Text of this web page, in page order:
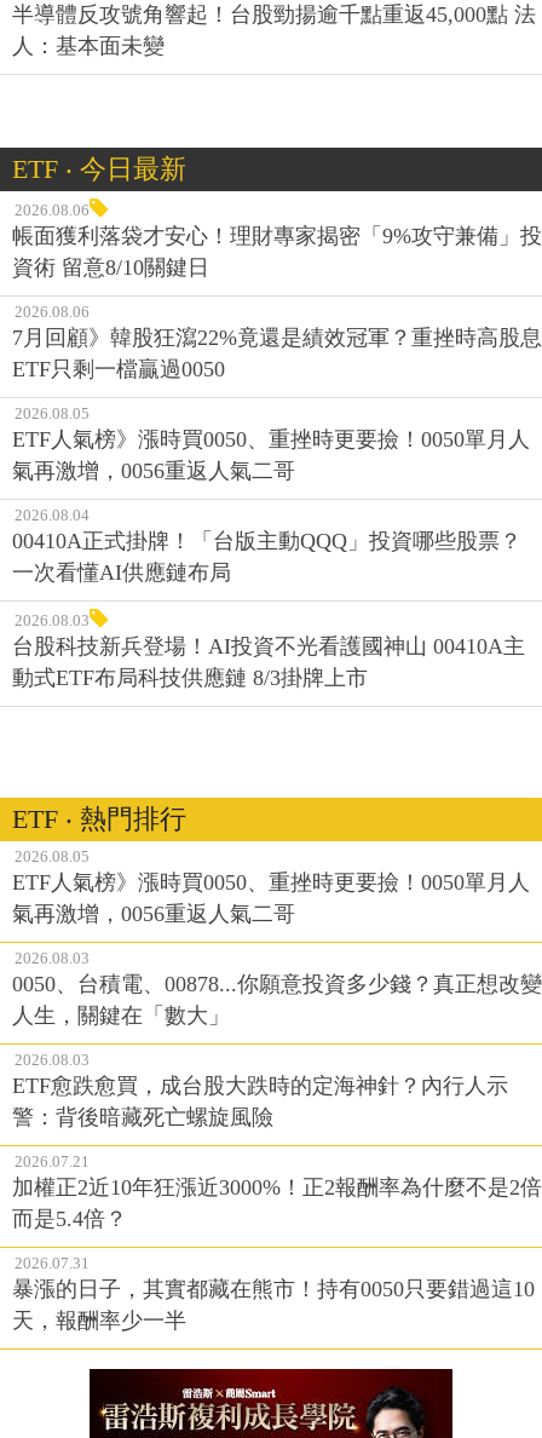
半導體反攻號角響起！台股勁揚逾千點重返45,000點 法
人：基本面未變
ETF ‧ 今日最新
2026.08.06
帳面獲利落袋才安心！理財專家揭密「9%攻守兼備」投
資術 留意8/10關鍵日
2026.08.06
7月回顧》韓股狂瀉22%竟還是績效冠軍？重挫時高股息
ETF只剩一檔贏過0050
2026.08.05
ETF人氣榜》漲時買0050、重挫時更要撿！0050單月人
氣再激增，0056重返人氣二哥
2026.08.04
00410A正式掛牌！「台版主動QQQ」投資哪些股票？
一次看懂AI供應鏈布局
2026.08.03
台股科技新兵登場！AI投資不光看護國神山 00410A主
動式ETF布局科技供應鏈 8/3掛牌上市
ETF ‧ 熱門排行
2026.08.05
ETF人氣榜》漲時買0050、重挫時更要撿！0050單月人
氣再激增，0056重返人氣二哥
2026.08.03
0050、台積電、00878...你願意投資多少錢？真正想改變
人生，關鍵在「數大」
2026.08.03
ETF愈跌愈買，成台股大跌時的定海神針？內行人示
警：背後暗藏死亡螺旋風險
2026.07.21
加權正2近10年狂漲近3000%！正2報酬率為什麼不是2倍
而是5.4倍？
2026.07.31
暴漲的日子，其實都藏在熊市！持有0050只要錯過這10
天，報酬率少一半